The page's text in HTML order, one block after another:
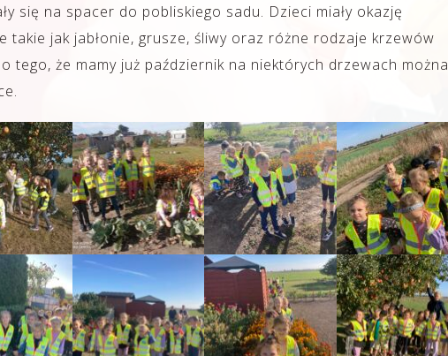
się na spacer do pobliskiego sadu. Dzieci miały okazję
takie jak jabłonie, grusze, śliwy oraz różne rodzaje krzewów
tego, że mamy już październik na niektórych drzewach można